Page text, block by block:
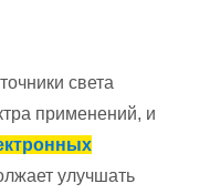
света
применений, и
улучшать